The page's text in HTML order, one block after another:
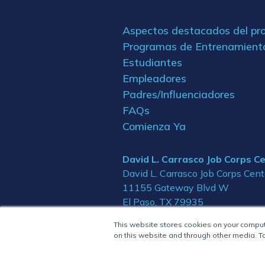
This website stores cookies on your
on this website and through other media.
Aspectos destacados del
Programas de
Estudiantes
Empleadores
Padres/Influenciadores
FAQs
Comienza Ya
David L. Carrasco Job Corps
David L. Carrasco Job Corps
11155 Gateway Blvd W
El Paso, TX 79935